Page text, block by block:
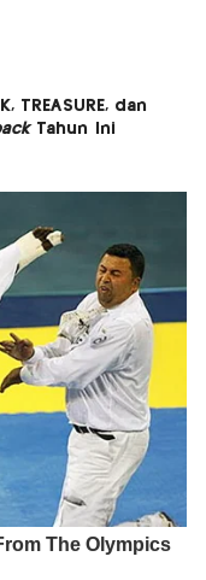
TREASURE, dan
Tahun Ini